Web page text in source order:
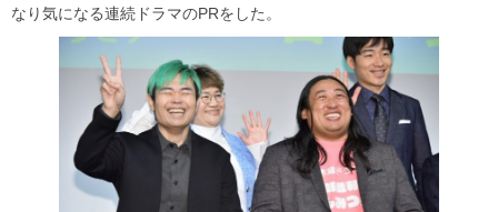
なり気になる連続ドラマのPRをした。